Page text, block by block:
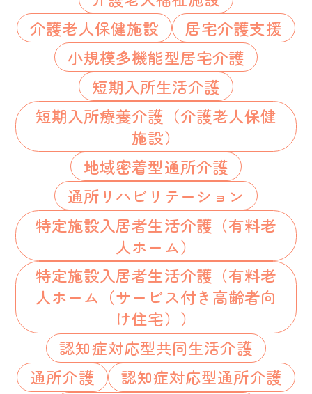
介護老人保健施設
居宅介護支援
小規模多機能型居宅介護
短期入所生活介護
短期入所療養介護（介護老人保健
施設）
地域密着型通所介護
通所リハビリテーション
特定施設入居者生活介護（有料老
人ホーム）
特定施設入居者生活介護（有料老
人ホーム（サービス付き高齢者向
け住宅））
認知症対応型共同生活介護
通所介護
認知症対応型通所介護